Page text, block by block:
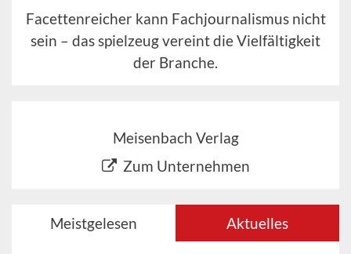
Facettenreicher kann Fachjournalismus nicht
sein – das spielzeug vereint die Vielfältigkeit
der Branche.
Meisenbach Verlag
Zum Unternehmen
Meistgelesen Aktuelles